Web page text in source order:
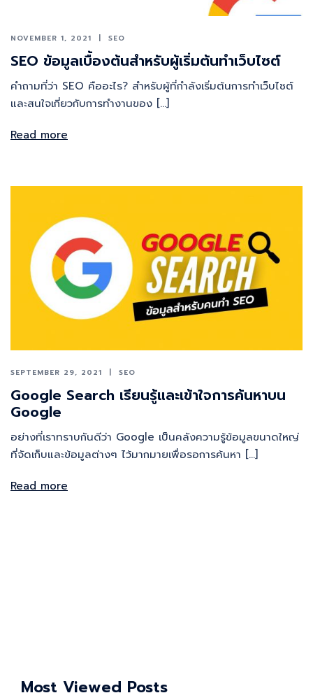
NOVEMBER 1, 2021 SEO
SEO ข้อมูลเบื้องต้นสำหรับผู้เริ่มต้นทำเว็บไซต์
คำถามที่ว่า SEO คืออะไร? สำหรับผู้ที่กำลังเริ่มต้นการทำเว็บไซต์
และสนใจเกี่ยวกับการทำงานของ […]
Read more
SEPTEMBER 29, 2021 SEO
Google Search เรียนรู้และเข้าใจการค้นหาบน
Google
อย่างที่เราทราบกันดีว่า Google เป็นคลังความรู้ข้อมูลขนาดใหญ่
ที่จัดเก็บและข้อมูลต่างๆ ไว้มากมายเพื่อรอการค้นหา […]
Read more
Most Viewed Posts